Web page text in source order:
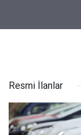
Resmi İlanlar